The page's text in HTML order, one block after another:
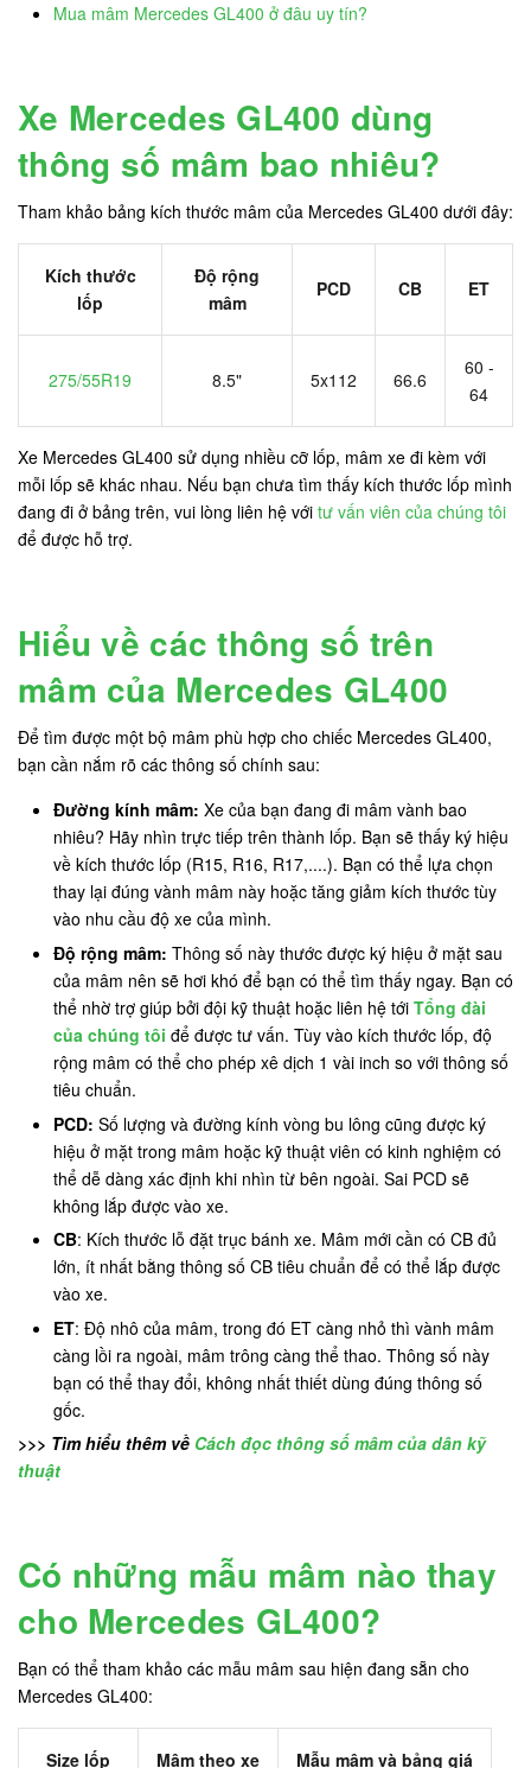
Mua mâm Mercedes GL400 ở đâu uy tín?
Xe Mercedes GL400 dùng
thông số mâm bao nhiêu?
Tham khảo bảng kích thước mâm của Mercedes GL400 dưới đây:
Kích thước
lốp
Độ rộng
mâm
PCD CB ET
275/55R19 8.5" 5x112 66.6
60 -
64
Xe Mercedes GL400 sử dụng nhiều cỡ lốp, mâm xe đi kèm với
mỗi lốp sẽ khác nhau. Nếu bạn chưa tìm thấy kích thước lốp mình
đang đi ở bảng trên, vui lòng liên hệ với tư vấn viên của chúng tôi
để được hỗ trợ.
Hiểu về các thông số trên
mâm của Mercedes GL400
Để tìm được một bộ mâm phù hợp cho chiếc Mercedes GL400,
bạn cần nắm rõ các thông số chính sau:
Đường kính mâm: Xe của bạn đang đi mâm vành bao
nhiêu? Hãy nhìn trực tiếp trên thành lốp. Bạn sẽ thấy ký hiệu
về kích thước lốp (R15, R16, R17,....). Bạn có thể lựa chọn
thay lại đúng vành mâm này hoặc tăng giảm kích thước tùy
vào nhu cầu độ xe của mình.
Độ rộng mâm: Thông số này thước được ký hiệu ở mặt sau
của mâm nên sẽ hơi khó để bạn có thể tìm thấy ngay. Bạn có
thể nhờ trợ giúp bởi đội kỹ thuật hoặc liên hệ tới Tổng đài
của chúng tôi để được tư vấn. Tùy vào kích thước lốp, độ
rộng mâm có thể cho phép xê dịch 1 vài inch so với thông số
tiêu chuẩn.
PCD: Số lượng và đường kính vòng bu lông cũng được ký
hiệu ở mặt trong mâm hoặc kỹ thuật viên có kinh nghiệm có
thể dễ dàng xác định khi nhìn từ bên ngoài. Sai PCD sẽ
không lắp được vào xe.
CB: Kích thước lỗ đặt trục bánh xe. Mâm mới cần có CB đủ
lớn, ít nhất bằng thông số CB tiêu chuẩn để có thể lắp được
vào xe.
ET: Độ nhô của mâm, trong đó ET càng nhỏ thì vành mâm
càng lồi ra ngoài, mâm trông càng thể thao. Thông số này
bạn có thể thay đổi, không nhất thiết dùng đúng thông số
gốc.
>>> Tìm hiểu thêm về Cách đọc thông số mâm của dân kỹ
thuật
Có những mẫu mâm nào thay
cho Mercedes GL400?
Bạn có thể tham khảo các mẫu mâm sau hiện đang sẵn cho
Mercedes GL400:
Size lốp Mâm theo xe Mẫu mâm và bảng giá